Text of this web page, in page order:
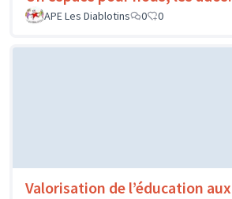
APE Les Diablotins
0 0
Valorisation de l’éducation aux